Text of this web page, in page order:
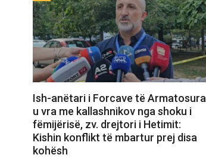
Ish-anëtari i Forcave të Armatosura
u vra me kallashnikov nga shoku i
fëmijërisë, zv. drejtori i Hetimit:
Kishin konflikt të mbartur prej disa
kohësh